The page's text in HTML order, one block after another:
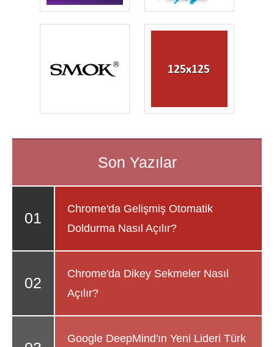
Chrome'da Gelişmiş Otomatik
Doldurma Nasıl Açılır?
Chrome'da Dikey Sekmeler Nasıl
Açılır?
Google DeepMind'ın Yeni Lideri Türk